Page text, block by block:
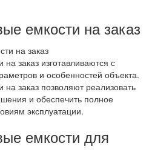
емкости на заказ
заказ изготавливаются с
и особенностей объекта.
заказ позволяют реализовать
и обеспечить полное
эксплуатации.
емкости для